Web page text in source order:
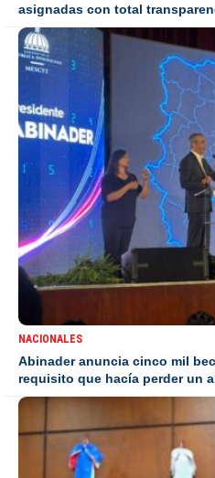
asignadas con total
NACIONALES
Abinader anuncia cinco mil
requisito que hacía perder un